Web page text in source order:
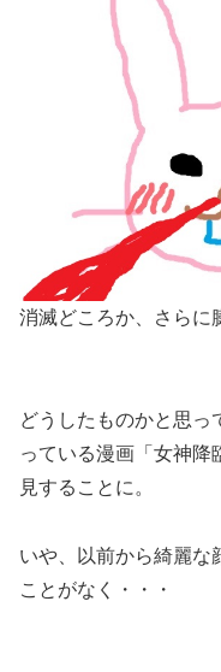
消滅どころか、さらに
どうしたものかと思っ
っている漫画「女神降
見することに。
いや、以前から綺麗な
ことがなく・・・